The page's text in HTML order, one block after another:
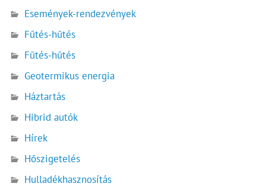
Események-rendezvények
Fűtés-hűtés
Fűtés-hűtés
Geotermikus energia
Háztartás
Hibrid autók
Hírek
Hőszigetelés
Hulladékhasznosítás